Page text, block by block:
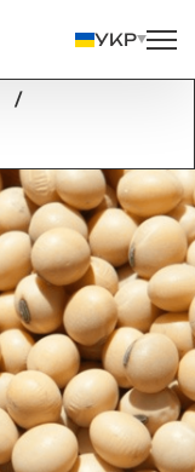
УКР